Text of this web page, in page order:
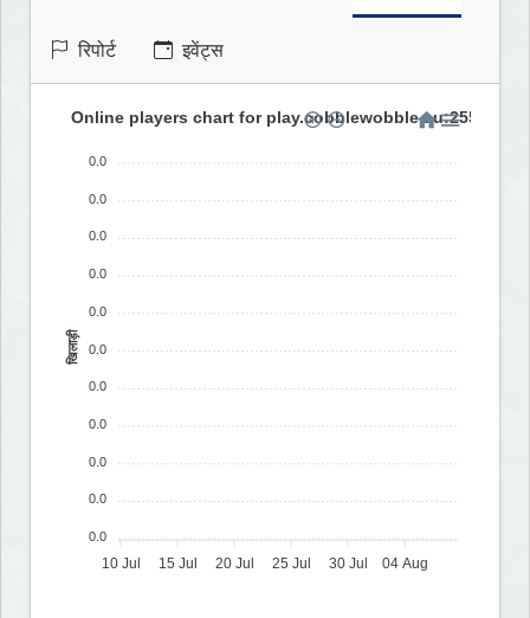
रिपोर्ट इवेंट्स
Online players chart for play.cobblewobble.au:25580
0.0
0.0
0.0
0.0
0.0
0.0
0.0
0.0
0.0
0.0
0.0
खिलाड़ी
10 Jul 15 Jul 20 Jul 25 Jul 30 Jul 04 Aug